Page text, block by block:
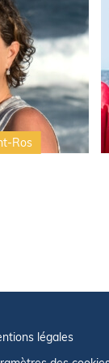
Ros
légales